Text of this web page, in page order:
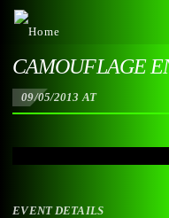
CAMOUFLAGE
09/05/2013 AT
EVENT DETAILS